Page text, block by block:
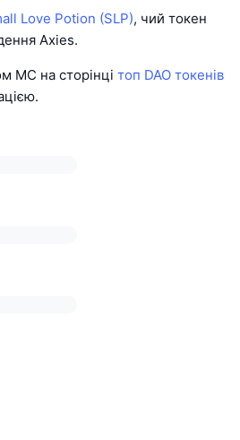
Love Potion (SLP), чий токен
Axies.
MC на сторінці топ DAO токенів